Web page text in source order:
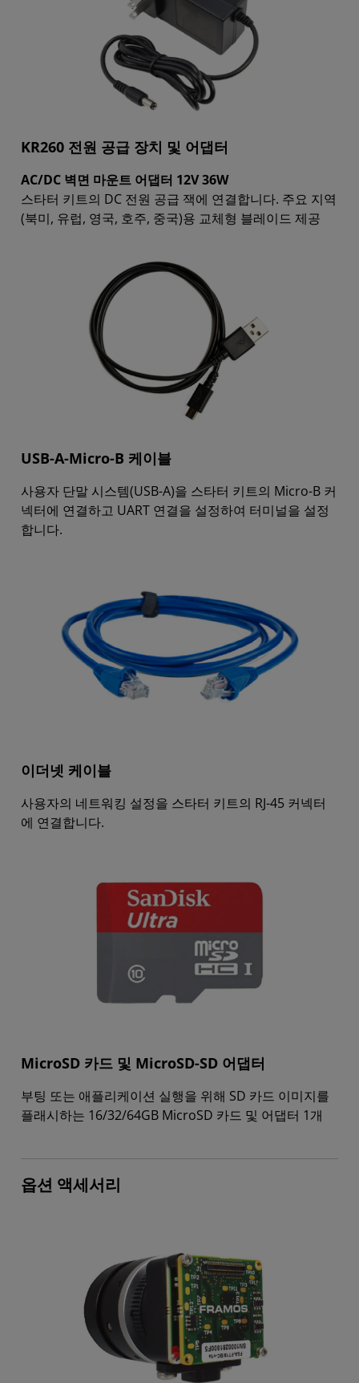
KR260 전원 공급 장치 및 어댑터
AC/DC 벽면 마운트 어댑터 12V 36W
스타터 키트의 DC 전원 공급 잭에 연결합니다. 주요 지역
(북미, 유럽, 영국, 호주, 중국)용 교체형 블레이드 제공
USB-A-Micro-B 케이블
사용자 단말 시스템(USB-A)을 스타터 키트의 Micro-B 커
넥터에 연결하고 UART 연결을 설정하여 터미널을 설정
합니다.
이더넷 케이블
사용자의 네트워킹 설정을 스타터 키트의 RJ-45 커넥터
에 연결합니다.
MicroSD 카드 및 MicroSD-SD 어댑터
부팅 또는 애플리케이션 실행을 위해 SD 카드 이미지를
플래시하는 16/32/64GB MicroSD 카드 및 어댑터 1개
옵션 액세서리